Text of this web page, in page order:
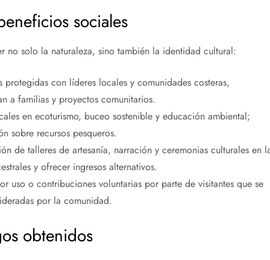
sociales
no solo la naturaleza, sino también la identidad cultural:
protegidas con líderes locales y comunidades costeras,
a familias y proyectos comunitarios.
en ecoturismo, buceo sostenible y educación ambiental;
sobre recursos pesqueros.
de talleres de artesanía, narración y ceremonias culturales en
y ofrecer ingresos alternativos.
uso o contribuciones voluntarias por parte de visitantes que se
por la comunidad.
obtenidos